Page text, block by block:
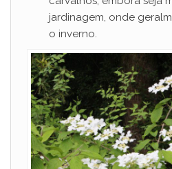
jardinagem, onde
o inverno.